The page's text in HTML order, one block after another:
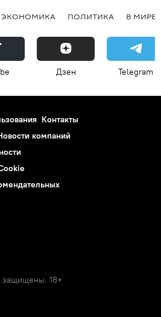
ЭКОНОМИКА ПОЛИТИКА В МИРЕ
Дзен Telegram
Контакты
компаний
18+